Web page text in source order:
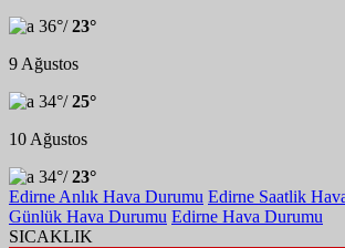
36°/23°
9 Ağustos
34°/25°
10 Ağustos
34°/23°
Edirne Anlık Hava Durumu Edirne Saatlik
Günlük Hava Durumu Edirne Hava Durumu
SICAKLIK